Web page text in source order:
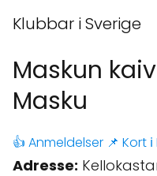
Klubbar i Sverige
Maskun
Masku
👍 Anmeldelser 📌 Kort
Adresse: